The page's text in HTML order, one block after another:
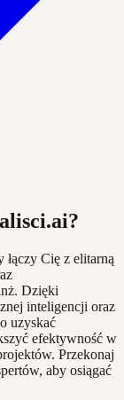
Cię z elitarną
Dzięki
inteligencji oraz
uzyskać
efektywność w
Przekonaj
aby osiągać